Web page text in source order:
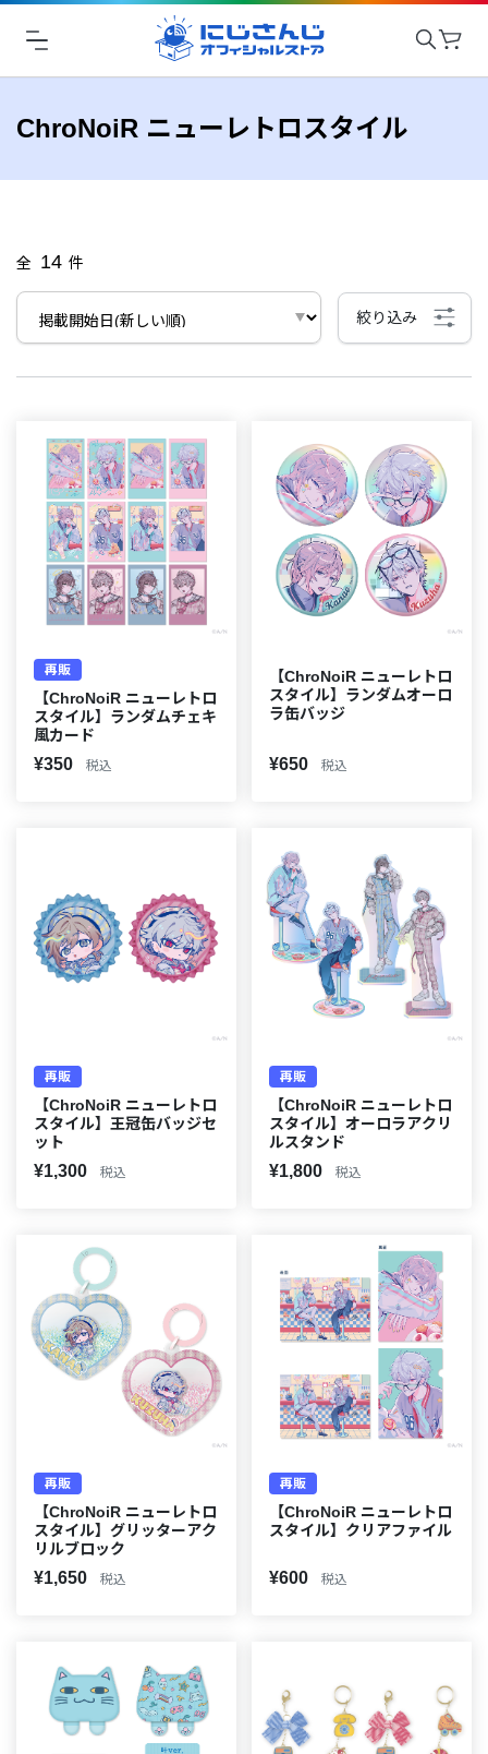
ChroNoiR ニューレトロスタイル
全 14 件
絞り込み
再販
【ChroNoiR ニューレトロ
スタイル】ランダムチェキ
風カード
¥350 税込
【ChroNoiR ニューレトロ
スタイル】ランダムオーロ
ラ缶バッジ
¥650 税込
再販
【ChroNoiR ニューレトロ
スタイル】王冠缶バッジセ
ット
¥1,300 税込
再販
【ChroNoiR ニューレトロ
スタイル】オーロラアクリ
ルスタンド
¥1,800 税込
再販
【ChroNoiR ニューレトロ
スタイル】グリッターアク
リルブロック
¥1,650 税込
再販
【ChroNoiR ニューレトロ
スタイル】クリアファイル
¥600 税込